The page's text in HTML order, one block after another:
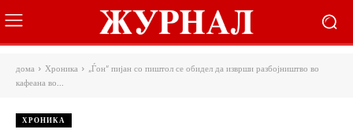
дома Хроника
„Ѓон“ пијан со пиштол се обидел да изврши разбојништво во
кафеана во...
ХРОНИКА